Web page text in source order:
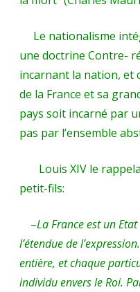
Le nationalisme
une doctrine Contre-
incarnant la nation, et
de la France et sa
pays soit incarné par
pas par l’ensemble
Louis XIV le
petit-fils:
–La France est un
l’étendue de
entière, et chaque
individu envers le Roi.